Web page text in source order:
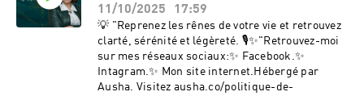
11/10/2025
17:59
💡 "Reprenez les rênes de votre vie et retrouvez
clarté, sérénité et légèreté. 🎙️✨"Retrouvez-moi
sur mes réseaux sociaux:✨ Facebook.✨
Intagram.✨ Mon site internet.Hébergé par
Ausha. Visitez ausha.co/politique-de-